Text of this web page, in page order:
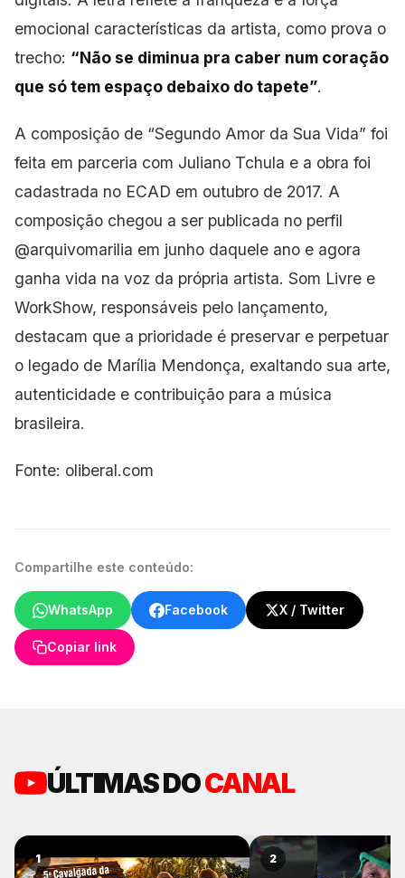
emocional características da artista, como prova o
trecho: “Não se diminua pra caber num coração
que só tem espaço debaixo do tapete”.
A composição de “Segundo Amor da Sua Vida” foi
feita em parceria com Juliano Tchula e a obra foi
cadastrada no ECAD em outubro de 2017. A
composição chegou a ser publicada no perfil
@arquivomarilia em junho daquele ano e agora
ganha vida na voz da própria artista. Som Livre e
WorkShow, responsáveis pelo lançamento,
destacam que a prioridade é preservar e perpetuar
o legado de Marília Mendonça, exaltando sua arte,
autenticidade e contribuição para a música
brasileira.
Fonte: oliberal.com
Compartilhe este conteúdo:
WhatsApp Facebook X / Twitter
Copiar link
ÚLTIMAS DOCANAL
1 2